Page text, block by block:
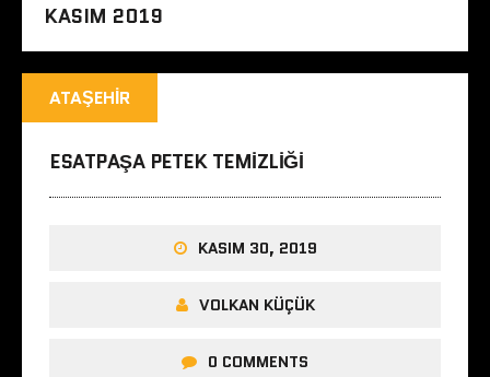
KASIM 2019
ATAŞEHIR
ESATPAŞA PETEK TEMIZLIĞI
KASIM 30, 2019
VOLKAN KÜÇÜK
0 COMMENTS